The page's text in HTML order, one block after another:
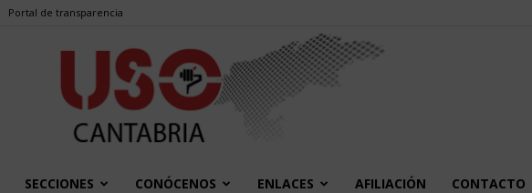
Portal de transparencia
SECCIONES CONÓCENOS ENLACES AFILIACIÓN CONTACTO